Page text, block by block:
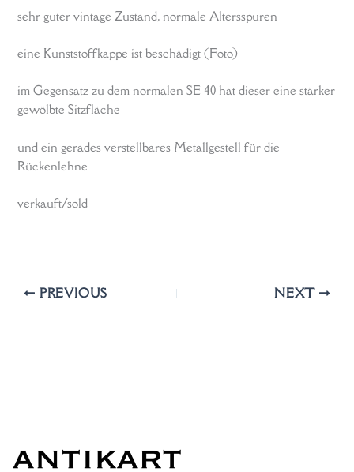
sehr guter vintage Zustand, normale Altersspuren
eine Kunststoffkappe ist beschädigt (Foto)
im Gegensatz zu dem normalen SE 40 hat dieser eine stärker
gewölbte Sitzfläche
und ein gerades verstellbares Metallgestell für die
Rückenlehne
verkauft/sold
PREVIOUS NEXT